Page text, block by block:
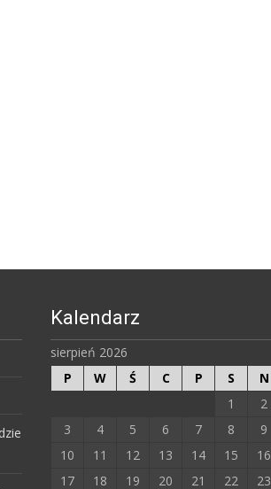
Kalendarz
sierpień 2026
P
W Ś C P S
N
1
2
3
4 5 6 7 8
9
10
11 12 13 14 15
16
17
18 19 20 21 22 23